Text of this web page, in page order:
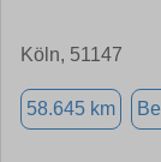
Köln, 51147
58.645 km